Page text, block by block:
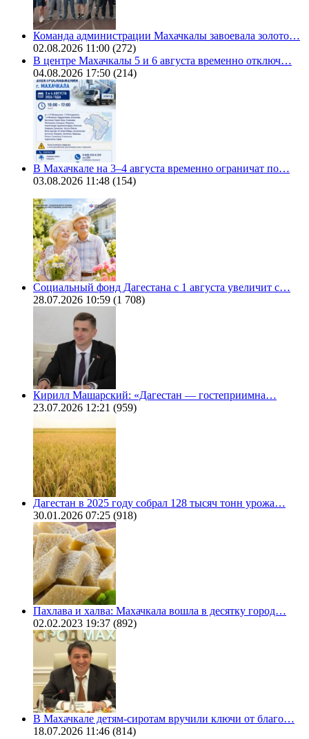
Команда администрации Махачкалы завоевала золото…
02.08.2026 11:00 (272)
В центре Махачкалы 5 и 6 августа временно отключ…
04.08.2026 17:50 (214)
В Махачкале на 3–4 августа временно ограничат по…
03.08.2026 11:48 (154)
Социальный фонд Дагестана с 1 августа увеличит с…
28.07.2026 10:59 (1 708)
Кирилл Машарский: «Дагестан — гостеприимна…
23.07.2026 12:21 (959)
Дагестан в 2025 году собрал 128 тысяч тонн урожа…
30.01.2026 07:25 (918)
Пахлава и халва: Махачкала вошла в десятку город…
02.02.2023 19:37 (892)
В Махачкале детям-сиротам вручили ключи от благо…
18.07.2026 11:46 (814)